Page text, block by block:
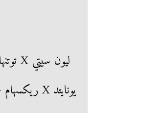
يونايتد X ريكسهام - 5.30 صباحا